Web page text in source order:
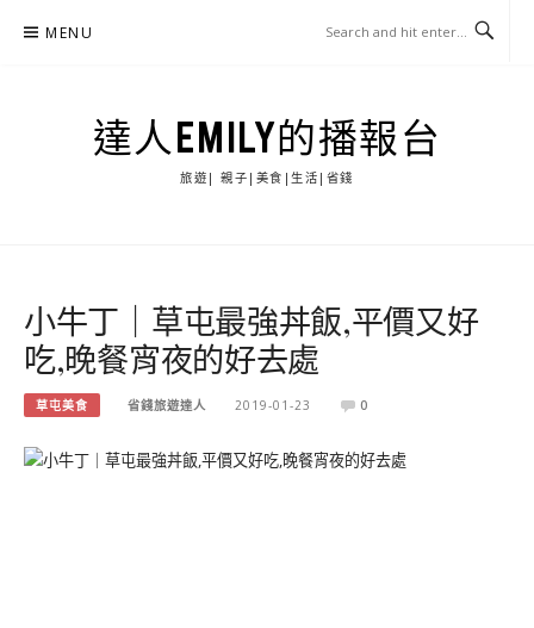
MENU
達人EMILY的播報台
旅遊| 親子|美食|生活|省錢
小牛丁｜草屯最強丼飯,平價又好
吃,晚餐宵夜的好去處
草屯美食 省錢旅遊達人 2019-01-23 0